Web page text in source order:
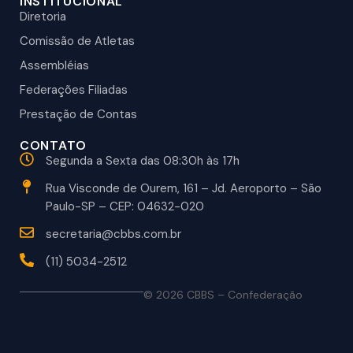
Diretoria
Comissão de Atletas
Assembléias
Federações Filiadas
Prestação de Contas
CONTATO
Segunda a Sexta das 08:30h às 17h
Rua Visconde de Ourem, 161 – Jd. Aeroporto – São
Paulo-SP – CEP: 04632-020
secretaria@cbbs.com.br
(11) 5034-2512
© 2026 CBBS – Confederação